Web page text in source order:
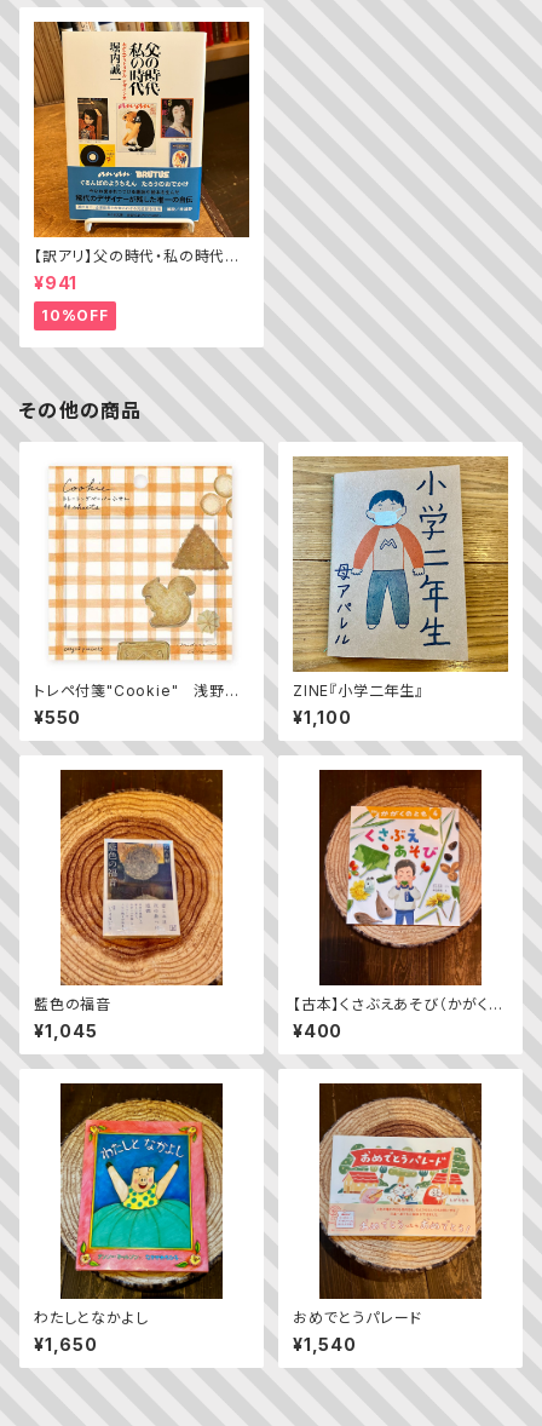
【訳アリ】父の時代・私の時代
─わがエディトリアル・デザイン
史
¥941
10%OFF
その他の商品
トレペ付箋"Cookie" 浅野み
どり
¥550
ZINE『小学二年生』
¥1,100
藍色の福音
¥1,045
【古本】くさぶえあそび（かがくの
とも 2024年4月号）
¥400
わたしとなかよし
¥1,650
おめでとうパレード
¥1,540